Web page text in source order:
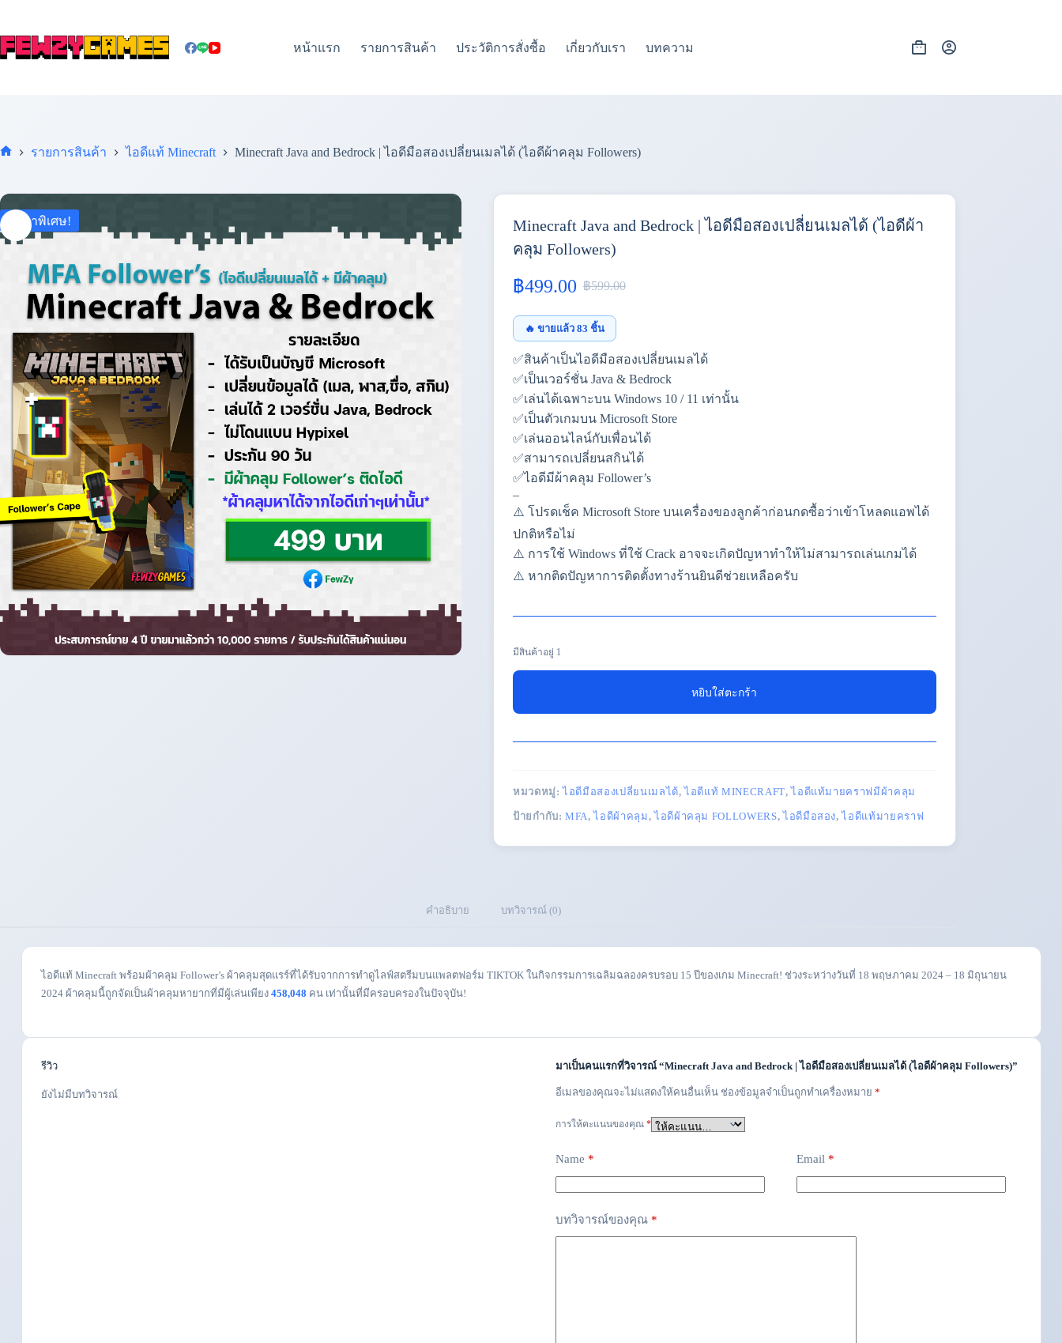
content
หน้าแรก
รายการสินค้า ประวัติการสั่งซื้อ เกี่ยวกับเรา บทความ
Shopping
รายการสินค้า ไอดีแท้ Minecraft Minecraft Java and Bedrock | ไอดีมือสองเปลี่ยนเมลได้ (ไอดีผ้าคลุม Followers)
ราคาพิเศษ!
Minecraft Java and Bedrock | ไอดีมือสองเปลี่ยนเมลได้ (ไอดีผ้า
คลุม Followers)
฿599.00
Original
price
was:
฿599.00.
฿499.00Current
price
is:
฿499.00.
🔥 ขายแล้ว 83 ชิ้น
✅สินค้าเป็นไอดีมือสองเปลี่ยนเมลได้
✅เป็นเวอร์ชั่น Java & Bedrock
✅เล่นได้เฉพาะบน Windows 10 / 11 เท่านั้น
✅เป็นตัวเกมบน Microsoft Store
✅เล่นออนไลน์กับเพื่อนได้
✅สามารถเปลี่ยนสกินได้
✅ไอดีมีผ้าคลุม Follower’s
–
⚠️ โปรดเช็ค Microsoft Store บนเครื่องของลูกค้าก่อนกดซื้อว่าเข้าโหลดแอพได้
ปกติหรือไม่
⚠️ การใช้ Windows ที่ใช้ Crack อาจจะเกิดปัญหาทำให้ไม่สามารถเล่นเกมได้
⚠️ หากติดปัญหาการติดตั้งทางร้านยินดีช่วยเหลือครับ
มีสินค้าอยู่ 1
หยิบใส่ตะกร้า
หมวดหมู่:ไอดีมือสองเปลี่ยนเมลได้,ไอดีแท้ MINECRAFT,ไอดีแท้มายคราฟมีผ้าคลุม
ป้ายกำกับ:MFA,ไอดีผ้าคลุม,ไอดีผ้าคลุม FOLLOWERS,ไอดีมือสอง,ไอดีแท้มายคราฟ
คำอธิบาย บทวิจารณ์ (0)
ไอดีแท้ Minecraft พร้อมผ้าคลุม Follower’s ผ้าคลุมสุดแรร์ที่ได้รับจากการทำดูไลฟ์สตรีมบนแพลตฟอร์ม TIKTOK ในกิจกรรมการเฉลิมฉลองครบรอบ 15 ปีของเกม Minecraft! ช่วงระหว่างวันที่ 18 พฤษภาคม 2024 – 18 มิถุนายน
2024 ผ้าคลุมนี้ถูกจัดเป็นผ้าคลุมหายากที่มีผู้เล่นเพียง 458,048 คน เท่านั้นที่มีครอบครองในปัจจุบัน!
รีวิว
ยังไม่มีบทวิจารณ์
มาเป็นคนแรกที่วิจารณ์ “Minecraft Java and Bedrock | ไอดีมือสองเปลี่ยนเมลได้ (ไอดีผ้าคลุม Followers)”
อีเมลของคุณจะไม่แสดงให้คนอื่นเห็น ช่องข้อมูลจำเป็นถูกทำเครื่องหมาย*
การให้คะแนนของคุณ*
Name * Email *
บทวิจารณ์ของคุณ *